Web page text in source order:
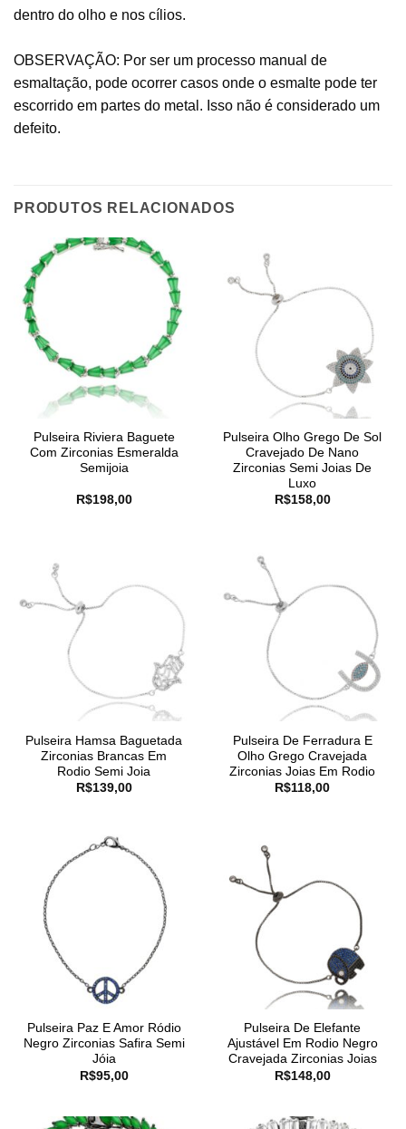
dentro do olho e nos cílios.
OBSERVAÇÃO: Por ser um processo manual de
esmaltação, pode ocorrer casos onde o esmalte pode ter
escorrido em partes do metal. Isso não é considerado um
defeito.
PRODUTOS RELACIONADOS
Pulseira Riviera Baguete
Com Zirconias Esmeralda
Semijoia
R$198,00
Pulseira Olho Grego De Sol
Cravejado De Nano
Zirconias Semi Joias De
Luxo
R$158,00
Pulseira Hamsa Baguetada
Zirconias Brancas Em
Rodio Semi Joia
R$139,00
Pulseira De Ferradura E
Olho Grego Cravejada
Zirconias Joias Em Rodio
R$118,00
Pulseira Paz E Amor Ródio
Negro Zirconias Safira Semi
Jóia
R$95,00
Pulseira De Elefante
Ajustável Em Rodio Negro
Cravejada Zirconias Joias
R$148,00